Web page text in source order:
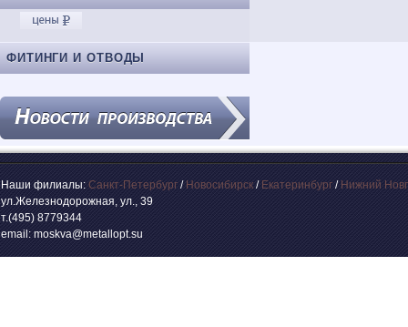
ФИТИНГИ И ОТВОДЫ
Наши филиалы:Санкт-Петербург /Новосибирск/ Екатеринбург / Нижний
ул.Железнодорожная, ул., 39
т.(495) 8779344
email: moskva@metallopt.su